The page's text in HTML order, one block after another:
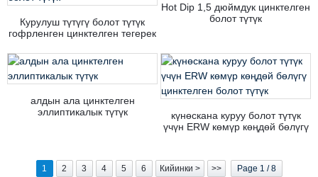
Курулуш түтүгү болот түтүк
гофрленген цинктелген тегерек
Hot Dip 1,5 дюймдук цинктелген
болот түтүк
алдын ала цинктелген
эллиптикалык түтүк
күнөскана куруу болот түтүк
үчүн ERW көмүр көңдөй бөлүгү
1 2 3 4 5 6 Кийинки > >> Page 1 / 8